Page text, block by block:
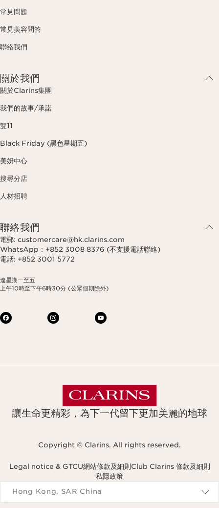
常見問題
常見美容問答
聯絡我們
關於我們
關於Clarins集團
我們的故事/承諾
雙11
Black Friday (黑色星期五)
美妍中心
搜尋分店
人材招聘
聯絡我們
電郵: customercare@hk.clarins.com
WhatsApp：+852 3008 8376 (不支援電話聯絡)
電話: +852 3001 5772
逢星期一至五
上午10時至下午6時30分 (公眾假期除外)
讓生命更精彩，為下一代留下更加美麗的地球
Copyright © Clarins. All rights reserved.
Legal notice & GTCU網站條款及細則 Club Clarins 條款及細則
私隱政策
Navigates to
Hong Kong, SAR China